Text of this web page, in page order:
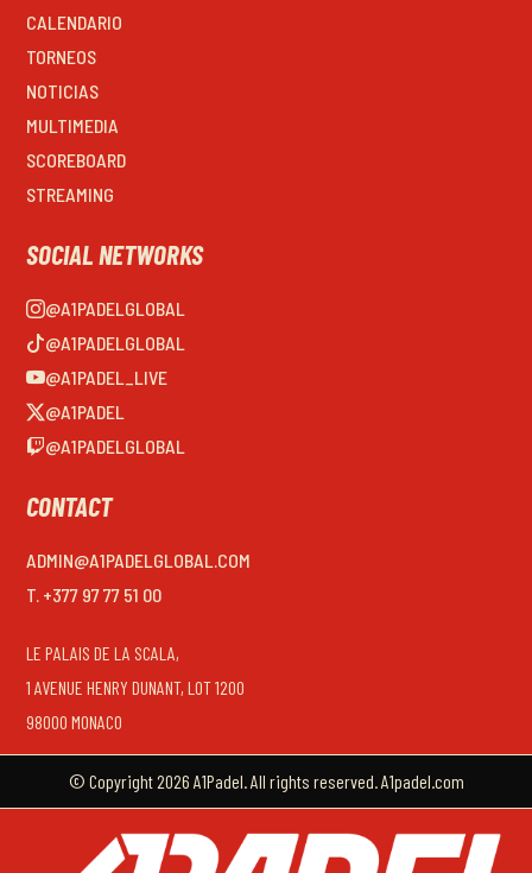
CALENDARIO
TORNEOS
NOTICIAS
MULTIMEDIA
SCOREBOARD
STREAMING
SOCIAL NETWORKS
@A1PADELGLOBAL
@A1PADELGLOBAL
@A1PADEL_LIVE
@A1PADEL
@A1PADELGLOBAL
CONTACT
ADMIN@A1PADELGLOBAL.COM
T. +377 97 77 51 00
LE PALAIS DE LA SCALA,
1 AVENUE HENRY DUNANT, LOT 1200
98000 MONACO
© Copyright 2026 A1Padel. All rights reserved. A1padel.com